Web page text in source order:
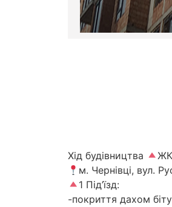
Хід будівництва
ЖК
м. Чернівці, вул.
1 Під’їзд:
-покриття дахом